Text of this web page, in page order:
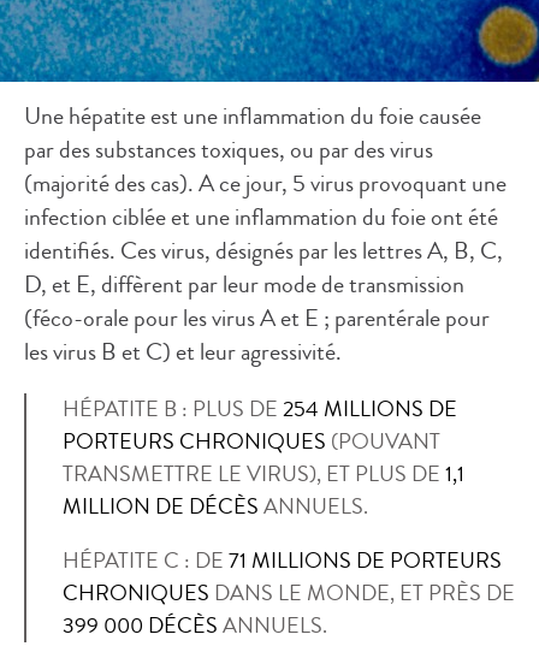
Une hépatite est une inflammation du foie causée
par des substances toxiques, ou par des virus
(majorité des cas). A ce jour, 5 virus provoquant une
infection ciblée et une inflammation du foie ont été
identifiés. Ces virus, désignés par les lettres A, B, C,
D, et E, diffèrent par leur mode de transmission
(féco-orale pour les virus A et E ; parentérale pour
les virus B et C) et leur agressivité.
HÉPATITE B : PLUS DE254 MILLIONS DE
PORTEURS CHRONIQUES (POUVANT
TRANSMETTRE LE VIRUS), ET PLUS DE1,1
MILLION DE DÉCÈSANNUELS.
HÉPATITE C : DE71 MILLIONS DE PORTEURS
CHRONIQUES DANS LE MONDE, ET PRÈS DE
399 000 DÉCÈSANNUELS.